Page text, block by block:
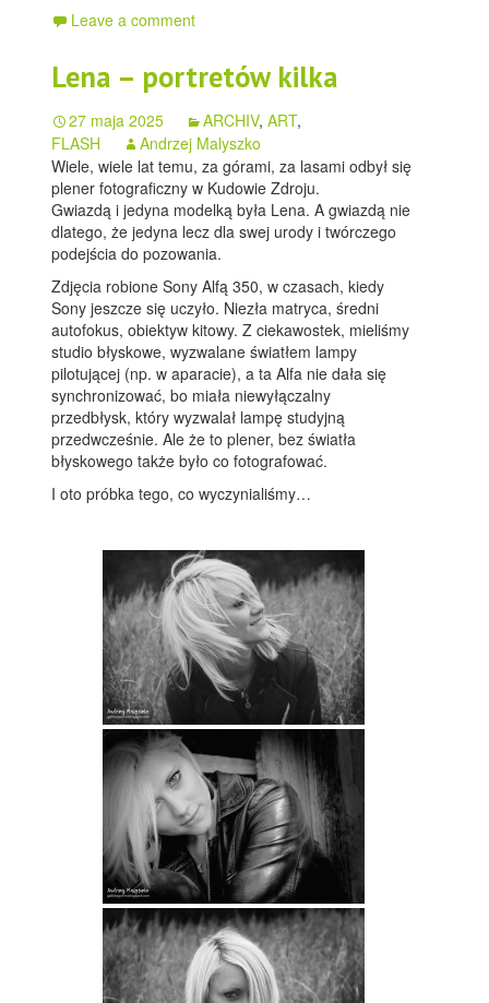
Leave a comment
Lena – portretów kilka
27 maja 2025 ARCHIV,ART,
FLASH
Andrzej Malyszko
Wiele, wiele lat temu, za górami, za lasami odbył się
plener fotograficzny w Kudowie Zdroju.
Gwiazdą i jedyna modelką była Lena. A gwiazdą nie
dlatego, że jedyna lecz dla swej urody i twórczego
podejścia do pozowania.
Zdjęcia robione Sony Alfą 350, w czasach, kiedy
Sony jeszcze się uczyło. Niezła matryca, średni
autofokus, obiektyw kitowy. Z ciekawostek, mieliśmy
studio błyskowe, wyzwalane światłem lampy
pilotującej (np. w aparacie), a ta Alfa nie dała się
synchronizować, bo miała niewyłączalny
przedbłysk, który wyzwalał lampę studyjną
przedwcześnie. Ale że to plener, bez światła
błyskowego także było co fotografować.
I oto próbka tego, co wyczynialiśmy…